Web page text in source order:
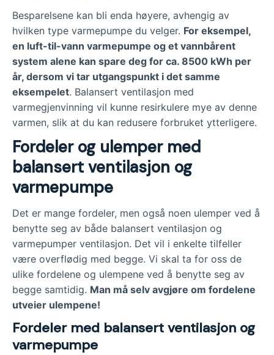
Besparelsene kan bli enda høyere, avhengig av
hvilken type varmepumpe du velger. For eksempel,
en luft-til-vann varmepumpe og et vannbårent
system alene kan spare deg for ca. 8500 kWh per
år, dersom vi tar utgangspunkt i det samme
eksempelet. Balansert ventilasjon med
varmegjenvinning vil kunne resirkulere mye av denne
varmen, slik at du kan redusere forbruket ytterligere.
Fordeler og ulemper med
balansert ventilasjon og
varmepumpe
Det er mange fordeler, men også noen ulemper ved å
benytte seg av både balansert ventilasjon og
varmepumper ventilasjon. Det vil i enkelte tilfeller
være overflødig med begge. Vi skal ta for oss de
ulike fordelene og ulempene ved å benytte seg av
begge samtidig. Man må selv avgjøre om fordelene
utveier ulempene!
Fordeler med balansert ventilasjon og
varmepumpe